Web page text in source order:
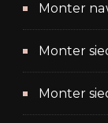
Monter
Monter
Monter